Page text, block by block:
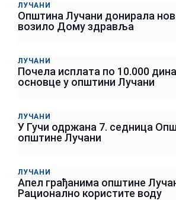
ЛУЧАНИ
Општина Лучани донирала
возило Дому здравља
ЛУЧАНИ
Почела исплата по 10.000
основце у општини Лучани
ЛУЧАНИ
У Гучи одржана 7. седница
општине Лучани
ЛУЧАНИ
Апел грађанима општине
Рационално користите воду